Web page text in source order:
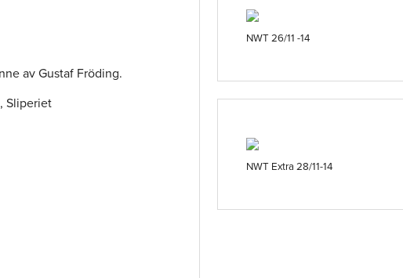
av Gustaf Fröding.
Sliperiet
NWT 26/11 -14
NWT Extra 28/11-14